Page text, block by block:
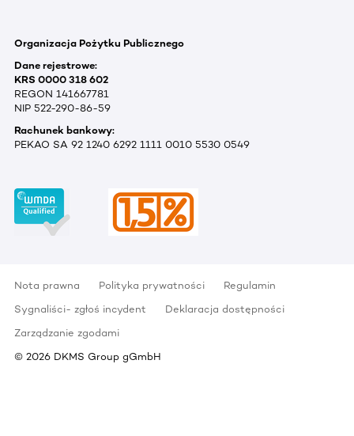
Organizacja Pożytku Publicznego
Dane rejestrowe:
KRS 0000 318 602
REGON 141667781
NIP 522-290-86-59
Rachunek bankowy:
PEKAO SA 92 1240 6292 1111 0010 5530 0549
Nota prawna Polityka prywatności
Regulamin
Sygnaliści- zgłoś incydent
Deklaracja dostępności
Zarządzanie zgodami
© 2026 DKMS Group gGmbH